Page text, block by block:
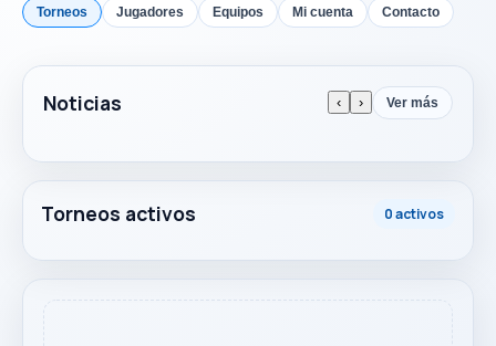
Torneos Jugadores Equipos Mi cuenta Contacto
Noticias ‹ › Ver más
Torneos activos 0 activos